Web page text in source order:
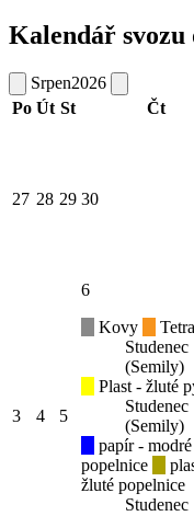
Kalendář svozu
Srpen2026
Po Út St Čt
27 28 29 30
3 4 5
6
Kovy
Studenec
(Semily)
Plast - žluté
Studenec
(Semily)
papír - modré
popelnice
žluté popelnice
Studenec